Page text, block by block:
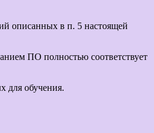
описанных в п. 5 настоящей
ПО полностью соответствует
для обучения.